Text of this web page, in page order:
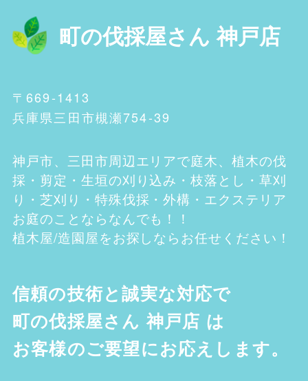
町の伐採屋さん 神戸店
〒669-1413
兵庫県三田市槻瀬754-39
神戸市、三田市周辺エリアで庭木、植木の伐
採・剪定・生垣の刈り込み・枝落とし・草刈
り・芝刈り・特殊伐採・外構・エクステリア
お庭のことならなんでも！！
植木屋/造園屋をお探しならお任せください！
信頼の技術と誠実な対応で
町の伐採屋さん 神戸店 は
お客様のご要望にお応えします。